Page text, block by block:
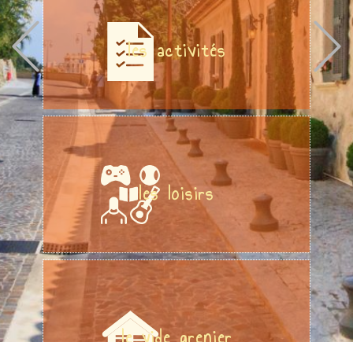
Previous